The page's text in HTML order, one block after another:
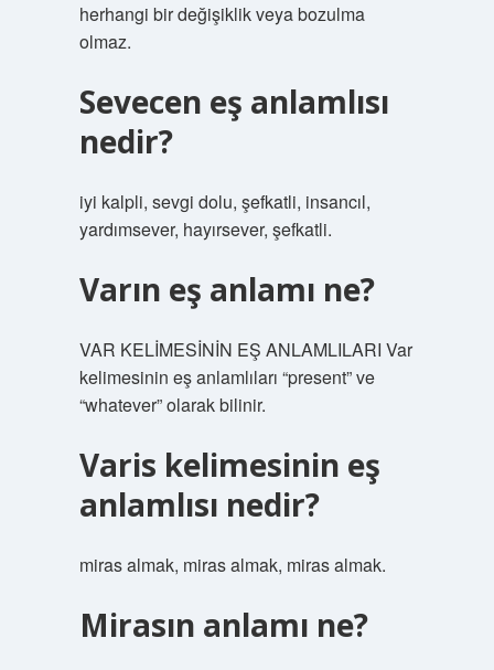
herhangi bir değişiklik veya bozulma
olmaz.
Sevecen eş anlamlısı
nedir?
iyi kalpli, sevgi dolu, şefkatli, insancıl,
yardımsever, hayırsever, şefkatli.
Varın eş anlamı ne?
VAR KELİMESİNİN EŞ ANLAMLILARI Var
kelimesinin eş anlamlıları “present” ve
“whatever” olarak bilinir.
Varis kelimesinin eş
anlamlısı nedir?
miras almak, miras almak, miras almak.
Mirasın anlamı ne?